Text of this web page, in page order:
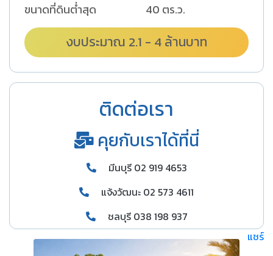
ขนาดที่ดินต่ำสุด
40 ตร.ว.
งบประมาณ 2.1 - 4 ล้านบาท
ติดต่อเรา
คุยกับเราได้ที่นี่
มีนบุรี 02 919 4653
แจ้งวัฒนะ 02 573 4611
ชลบุรี 038 198 937
แชร์